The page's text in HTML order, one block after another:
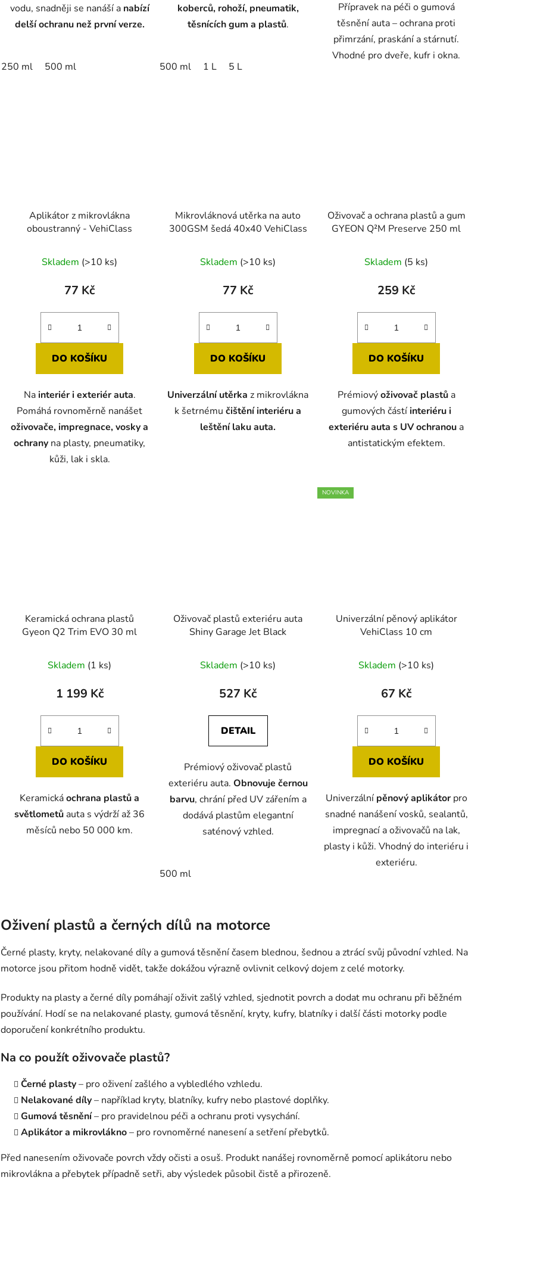
vodu, snadněji se nanáší a nabízí
delší ochranu než první verze.
250 ml 500 ml
koberců, rohoží, pneumatik,
těsnících gum a plastů.
500 ml 1 L 5 L
Přípravek na péči o gumová
těsnění auta – ochrana proti
přimrzání, praskání a stárnutí.
Vhodné pro dveře, kufr i okna.
Aplikátor z mikrovlákna
oboustranný - VehiClass
Skladem (>10 ks)
77 Kč
DO KOŠÍKU
Nainteriér i exteriér auta.
Pomáhá rovnoměrně nanášet
oživovače, impregnace, vosky a
ochrany na plasty, pneumatiky,
kůži, lak i skla.
Mikrovláknová utěrka na auto
300GSM šedá 40x40 VehiClass
hodnocení
produktu
5,0
z
hvězdiček.
Skladem (>10 ks)
77 Kč
DO KOŠÍKU
Univerzální utěrka z mikrovlákna
k šetrnémučištění interiéru a
leštění laku auta.
Oživovač a ochrana plastů a gum
GYEON Q²M Preserve 250 ml
Skladem (5 ks)
259 Kč
DO KOŠÍKU
Prémiovýoživovač plastůa
gumových částíinteriéru i
exteriéru auta s UV ochranou a
antistatickým efektem.
Keramická ochrana plastů
Gyeon Q2 Trim EVO 30 ml
hodnocení
produktu
5,0
z
hvězdiček.
Skladem (1 ks)
1 199 Kč
DO KOŠÍKU
Keramickáochrana plastů a
světlometů auta s výdrží až 36
měsíců nebo 50 000 km.
Oživovač plastů exteriéru auta
Shiny Garage Jet Black
Skladem (>10 ks)
527 Kč
DETAIL
Prémiový oživovač plastů
exteriéru auta. Obnovuje černou
barvu, chrání před UV zářením a
dodává plastům elegantní
saténový vzhled.
500 ml
NOVINKA
Univerzální pěnový aplikátor
VehiClass 10 cm
Skladem (>10 ks)
67 Kč
DO KOŠÍKU
Univerzální pěnový aplikátorpro
snadné nanášení vosků, sealantů,
impregnací a oživovačů na lak,
plasty i kůži. Vhodný do interiéru i
exteriéru.
v
l
d
a
í
p
r
ý
p
i
u
Oživení plastů a černých dílů na motorce
Černé plasty, kryty, nelakované díly a gumová těsnění časem blednou, šednou a ztrácí svůj původní vzhled. Na
motorce jsou přitom hodně vidět, takže dokážou výrazně ovlivnit celkový dojem z celé motorky.
Produkty na plasty a černé díly pomáhají oživit zašlý vzhled, sjednotit povrch a dodat mu ochranu při běžném
používání. Hodí se na nelakované plasty, gumová těsnění, kryty, kufry, blatníky i další části motorky podle
doporučení konkrétního produktu.
Na co použít oživovače plastů?
Černé plasty– pro oživení zašlého a vybledlého vzhledu.
Nelakované díly– například kryty, blatníky, kufry nebo plastové doplňky.
Gumová těsnění– pro pravidelnou péči a ochranu proti vysychání.
Aplikátor a mikrovlákno– pro rovnoměrné nanesení a setření přebytků.
Před nanesením oživovače povrch vždy očisti a osuš. Produkt nanášej rovnoměrně pomocí aplikátoru nebo
mikrovlákna a přebytek případně setři, aby výsledek působil čistě a přirozeně.